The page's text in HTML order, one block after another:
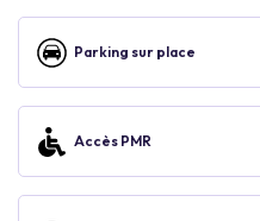
Parking sur place
Accès PMR